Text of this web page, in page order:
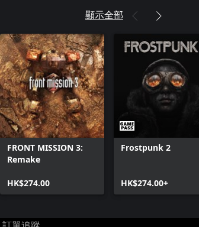
顯示全部
FRONT MISSION 3:
Remake
HK$274.00
Frostpunk 2
HK$274.00+